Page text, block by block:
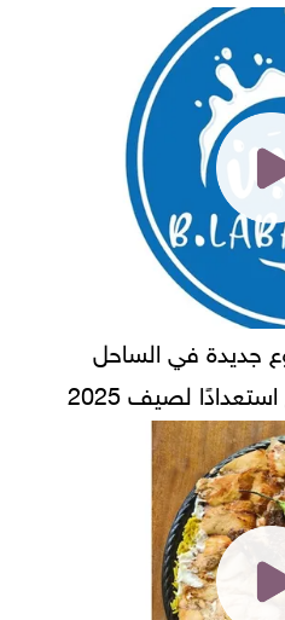
افتتاح 7 فروع جديدة في الساحل
لصيف 2025